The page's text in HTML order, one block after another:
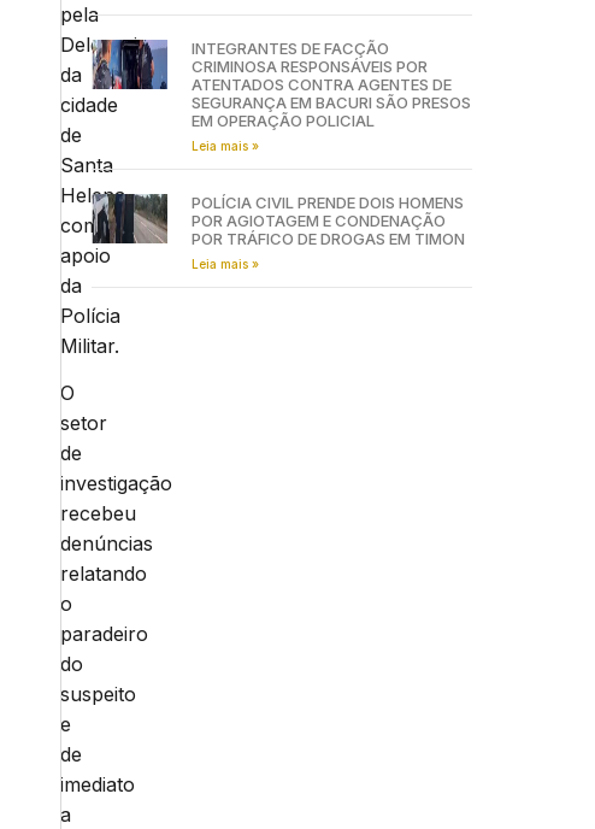
pela
Delegacia
da
cidade
de
Santa
Helena
com
apoio
da
Polícia
Militar.
O
setor
de
investigação
recebeu
denúncias
relatando
o
paradeiro
do
suspeito
e
de
imediato
a
INTEGRANTES DE FACÇÃO
CRIMINOSA RESPONSÁVEIS POR
ATENTADOS CONTRA AGENTES DE
SEGURANÇA EM BACURI SÃO PRESOS
EM OPERAÇÃO POLICIAL
Leia mais »
POLÍCIA CIVIL PRENDE DOIS HOMENS
POR AGIOTAGEM E CONDENAÇÃO
POR TRÁFICO DE DROGAS EM TIMON
Leia mais »